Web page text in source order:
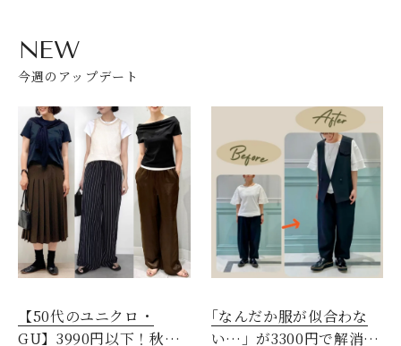
NEW
今週のアップデート
【50代のユニクロ・
GU】3990円以下！秋ま
｢なんだか服が似合わな
い…」が3300円で解消！